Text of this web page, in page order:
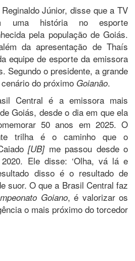
Júnior, disse que a TV
uma história no esporte
pela população de Goiás.
da apresentação de Thaís
equipe de esporte da emissora
Segundo o presidente, a grande
do próximo Goianão.
Central é a emissora mais
Goiás, desde o dia em que ela
50 anos em 2025. O
trilha é o caminho que o
[UB]me passou desde o
Ele disse: ‘Olha, vá lá e
disso é o resultado de
suor. O que a Brasil Central faz
Goiano, é valorizar os
o mais próximo do torcedor